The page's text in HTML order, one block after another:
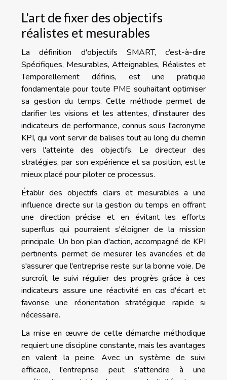
L'art de fixer des objectifs
réalistes et mesurables
La définition d'objectifs SMART, c’est-à-dire
Spécifiques, Mesurables, Atteignables, Réalistes et
Temporellement définis, est une pratique
fondamentale pour toute PME souhaitant optimiser
sa gestion du temps. Cette méthode permet de
clarifier les visions et les attentes, d'instaurer des
indicateurs de performance, connus sous l'acronyme
KPI, qui vont servir de balises tout au long du chemin
vers l'atteinte des objectifs. Le directeur des
stratégies, par son expérience et sa position, est le
mieux placé pour piloter ce processus.
Établir des objectifs clairs et mesurables a une
influence directe sur la gestion du temps en offrant
une direction précise et en évitant les efforts
superflus qui pourraient s'éloigner de la mission
principale. Un bon plan d'action, accompagné de KPI
pertinents, permet de mesurer les avancées et de
s'assurer que l'entreprise reste sur la bonne voie. De
surcroît, le suivi régulier des progrès grâce à ces
indicateurs assure une réactivité en cas d'écart et
favorise une réorientation stratégique rapide si
nécessaire.
La mise en œuvre de cette démarche méthodique
requiert une discipline constante, mais les avantages
en valent la peine. Avec un système de suivi
efficace, l'entreprise peut s'attendre à une